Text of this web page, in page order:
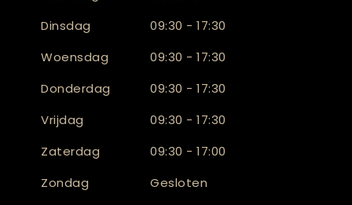
Dinsdag
09:30 - 17:30
Woensdag
09:30 - 17:30
Donderdag
09:30 - 17:30
Vrijdag
09:30 - 17:30
Zaterdag
09:30 - 17:00
Zondag
Gesloten